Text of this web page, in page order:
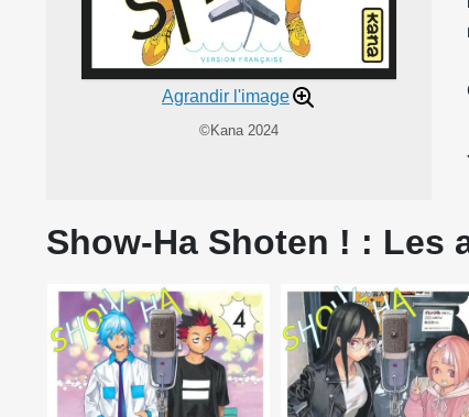
Agrandir l'image
©Kana 2024
Show-Ha Shoten ! : Les